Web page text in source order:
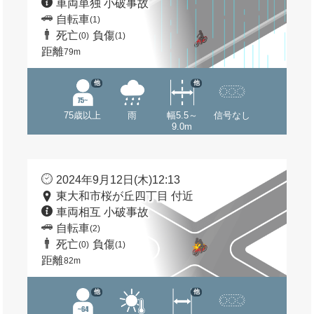
車両単独 小破事故
自転車(1)
死亡(0) 負傷(1)
距離79m
75歳以上
他
雨
幅5.5～
9.0m
他
信号なし
2024年9月12日(木)12:13
東大和市桜が丘四丁目 付近
車両相互 小破事故
自転車(2)
死亡(0) 負傷(1)
距離82m
他 他